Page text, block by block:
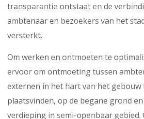
transparantie ontstaat en de
ambtenaar en bezoekers van het
versterkt.
Om werken en ontmoeten te
ervoor om ontmoeting tussen
externen in het hart van het gebouw
plaatsvinden, op de begane grond
verdieping in semi-openbaar gebied.